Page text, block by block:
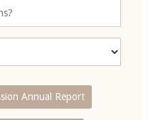
Annual Report